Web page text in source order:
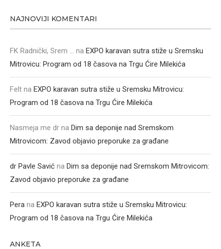
NAJNOVIJI KOMENTARI
FK Radnički, Srem ... na EXPO karavan sutra stiže u Sremsku
Mitrovicu: Program od 18 časova na Trgu Ćire Milekića
Felt na EXPO karavan sutra stiže u Sremsku Mitrovicu:
Program od 18 časova na Trgu Ćire Milekića
Nasmeja me dr na Dim sa deponije nad Sremskom
Mitrovicom: Zavod objavio preporuke za građane
dr Pavle Savić na Dim sa deponije nad Sremskom Mitrovicom:
Zavod objavio preporuke za građane
Pera na EXPO karavan sutra stiže u Sremsku Mitrovicu:
Program od 18 časova na Trgu Ćire Milekića
ANKETA